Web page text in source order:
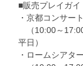
■販売プレイガイ
・京都コンサー
（10:00～
平日）
・ロームシア